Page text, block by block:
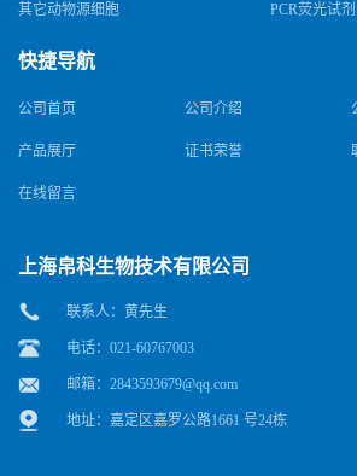
其它动物源细胞 PCR荧光试剂
快捷导航
公司首页 公司介绍
产品展厅 证书荣誉
在线留言
上海帛科生物技术有限公司
联系人：黄先生
电话：021-60767003
邮箱： 2843593679@qq.com
地址：嘉定区嘉罗公路1661 号24栋